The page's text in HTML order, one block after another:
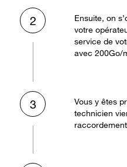
2
Ensuite, on
votre
service de
avec 200Go/
3
Vous y êtes
technicien